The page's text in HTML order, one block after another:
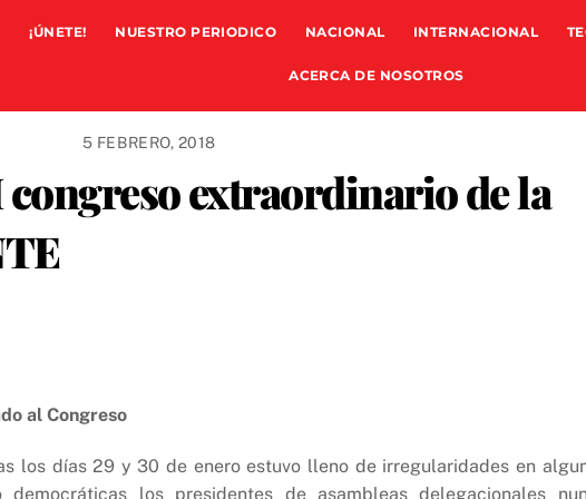
¡ÚNETE! NUESTRO PERIODICO NACIONAL INTERNACIONAL
ACERCA DE NOSOTROS
5 FEBRERO, 2018
congreso extraordinario de la
al Congreso
los días 29 y 30 de enero estuvo lleno de irregularidades en
democráticas los presidentes de asambleas delegacionales